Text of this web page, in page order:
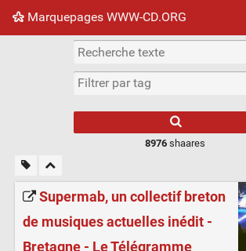
Marquepages WWW-CD.ORG
Nuage de tags Mur d'images
8976 shaares
Supermab, un collectif breton
de musiques actuelles inédit -
Bretagne - Le Télégramme